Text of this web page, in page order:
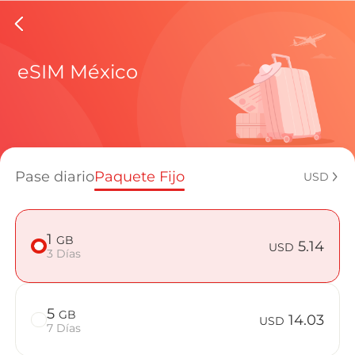
eSIMs
Planes
¿Cómo
Ventajas
eSIM México
Pase diarioPaquete Fijo USD
1 GB
3 Días
USD 5.14
5 GB
7 Días
USD 14.03